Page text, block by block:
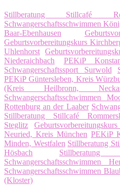
Stillberatung Stillcafé
Schwangerschaftsschwimmen
Baar-Ebenhausen
Geburtsvorbereitungskurs
Uhlenhorst
Niederaichbach
PEKiP
Schwangerschaftssport Surwold
PEKiP Güntersleben, Kreis
(Kreis Heilbronn,
Schwangerschaftsschwimmen
Rottenburg an der Laaber
Stillberatung Stillcafé
Steglitz
Neuried, Kreis München PEKiP
Minden, Westfalen Stillberatung
Hösbach
Schwangerschaftsschwimmen
(Kloster)